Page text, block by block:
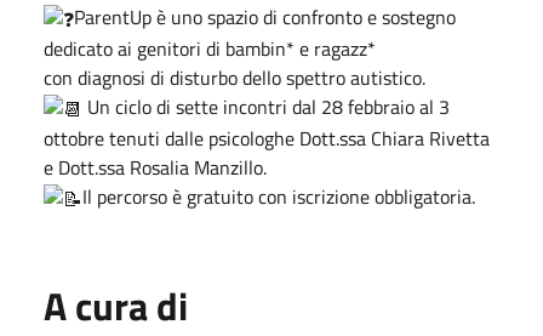
ParentUp è uno spazio di confronto e sostegno
dedicato ai genitori di bambin* e ragazz*
con diagnosi di disturbo dello spettro autistico.
Un ciclo di sette incontri dal 28 febbraio al 3
ottobre tenuti dalle psicologhe Dott.ssa Chiara Rivetta
e Dott.ssa Rosalia Manzillo.
Il percorso è gratuito con iscrizione obbligatoria.
A cura di